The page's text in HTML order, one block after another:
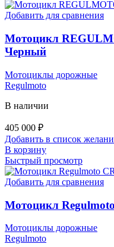
Добавить для сравнения
Мотоцикл
Черный
Мотоциклы дорожные
Regulmoto
В наличии
405 000 ₽
Добавить в список
В корзину
Быстрый просмотр
Добавить для сравнения
Мотоцикл
Мотоциклы дорожные
Regulmoto